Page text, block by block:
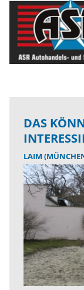
DAS
LAIM